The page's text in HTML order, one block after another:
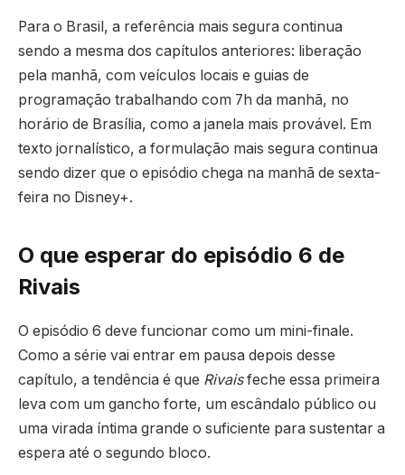
Para o Brasil, a referência mais segura continua
sendo a mesma dos capítulos anteriores: liberação
pela manhã, com veículos locais e guias de
programação trabalhando com 7h da manhã, no
horário de Brasília, como a janela mais provável. Em
texto jornalístico, a formulação mais segura continua
sendo dizer que o episódio chega na manhã de sexta-
feira no Disney+.
O que esperar do episódio 6 de
Rivais
O episódio 6 deve funcionar como um mini-finale.
Como a série vai entrar em pausa depois desse
capítulo, a tendência é que Rivaisfeche essa primeira
leva com um gancho forte, um escândalo público ou
uma virada íntima grande o suficiente para sustentar a
espera até o segundo bloco.